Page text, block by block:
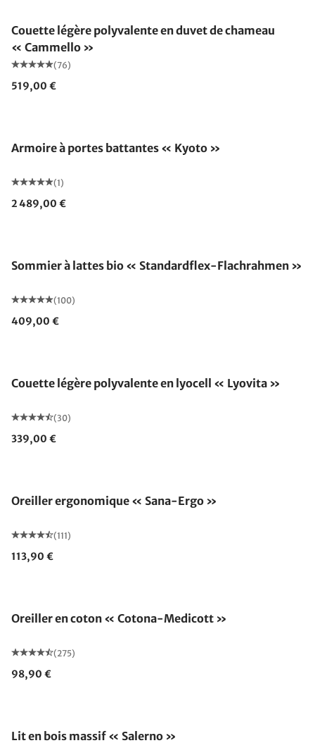
Couette légère polyvalente en duvet de chameau
« Cammello »
(76)
519,00 €
Armoire à portes battantes « Kyoto »
(1)
2 489,00 €
Sommier à lattes bio « Standardflex-Flachrahmen »
(100)
409,00 €
Couette légère polyvalente en lyocell « Lyovita »
(30)
339,00 €
Oreiller ergonomique « Sana-Ergo »
(111)
113,90 €
Oreiller en coton « Cotona-Medicott »
(275)
98,90 €
Lit en bois massif « Salerno »